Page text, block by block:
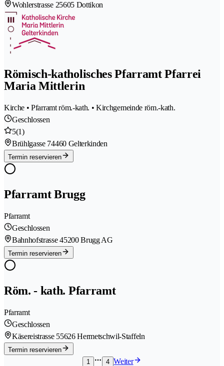
Wohlerstrasse 25605 Dottikon
Römisch-katholisches Pfarramt Pfarrei
Maria Mittlerin
Kirche • Pfarramt röm.-kath. • Kirchgemeinde röm.-kath.
Geschlossen
5(1)
Brühlgasse 74460 Gelterkinden
Termin reservieren
Pfarramt Brugg
Pfarramt
Geschlossen
Bahnhofstrasse 45200 Brugg AG
Termin reservieren
Röm. - kath. Pfarramt
Pfarramt
Geschlossen
Käsereistrasse 55626 Hermetschwil-Staffeln
Termin reservieren
1
4 Weiter